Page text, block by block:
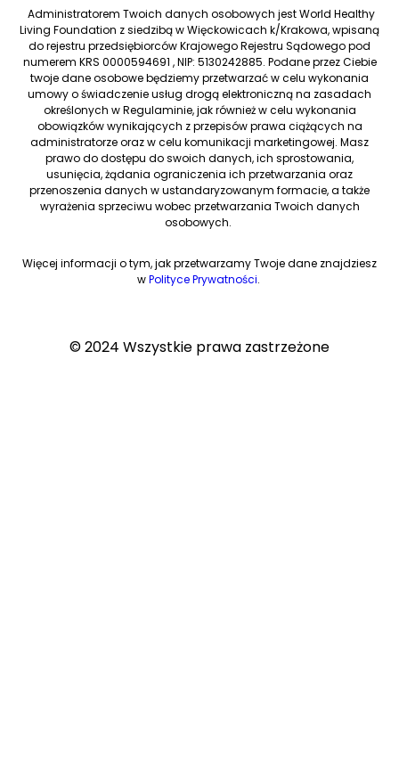
Administratorem Twoich danych osobowych jest World Healthy
Living Foundation z siedzibą w Więckowicach k/Krakowa, wpisaną
do rejestru przedsiębiorców Krajowego Rejestru Sądowego pod
numerem KRS 0000594691 , NIP: 5130242885. Podane przez Ciebie
twoje dane osobowe będziemy przetwarzać w celu wykonania
umowy o świadczenie usług drogą elektroniczną na zasadach
określonych w Regulaminie, jak również w celu wykonania
obowiązków wynikających z przepisów prawa ciążących na
administratorze oraz w celu komunikacji marketingowej. Masz
prawo do dostępu do swoich danych, ich sprostowania,
usunięcia, żądania ograniczenia ich przetwarzania oraz
przenoszenia danych w ustandaryzowanym formacie, a także
wyrażenia sprzeciwu wobec przetwarzania Twoich danych
osobowych.
Więcej informacji o tym, jak przetwarzamy Twoje dane znajdziesz
wPolityce Prywatności.
© 2024 Wszystkie prawa zastrzeżone